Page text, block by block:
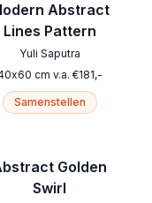
Abstract
Lines Pattern
Yuli Saputra
x60 cm v.a. €181,-
Samenstellen
Golden
Swirl